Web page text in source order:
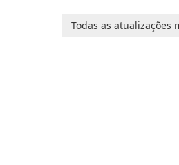
Todas as atualizações